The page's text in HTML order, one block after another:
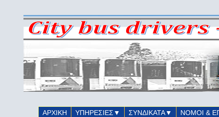
ΑΡΧΙΚΗ ΥΠΗΡΕΣΙΕΣ▼ ΣΥΝΔΙΚΑΤΑ▼ ΝΟΜΟΙ &